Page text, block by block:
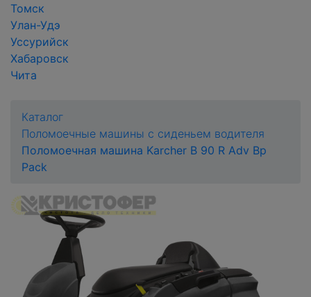
Томск
Улан-Удэ
Уссурийск
Хабаровск
Чита
Каталог
Поломоечные машины с сиденьем водителя
Поломоечная машина Karcher B 90 R Adv Bp
Pack